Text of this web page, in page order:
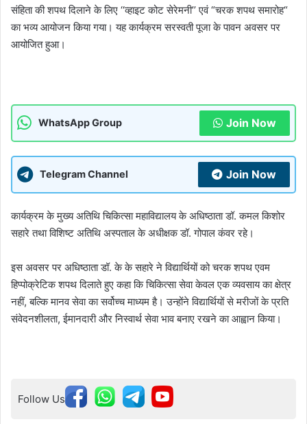
संहिता की शपथ दिलाने के लिए ‘‘व्हाइट कोट सेरेमनी’’ एवं “चरक शपथ समारोह“
का भव्य आयोजन किया गया। यह कार्यक्रम सरस्वती पूजा के पावन अवसर पर
आयोजित हुआ।
WhatsApp Group Join Now
Telegram Channel Join Now
कार्यक्रम के मुख्य अतिथि चिकित्सा महाविद्यालय के अधिष्ठाता डॉ. कमल किशोर
सहारे तथा विशिष्ट अतिथि अस्पताल के अधीक्षक डॉ. गोपाल कंवर रहे।
इस अवसर पर अधिष्ठाता डॉ. के के सहारे ने विद्यार्थियों को चरक शपथ एवम
हिप्पोक्रेटिक शपथ दिलाते हुए कहा कि चिकित्सा सेवा केवल एक व्यवसाय का क्षेत्र
नहीं, बल्कि मानव सेवा का सर्वोच्च माध्यम है। उन्होंने विद्यार्थियों से मरीजों के प्रति
संवेदनशीलता, ईमानदारी और निस्वार्थ सेवा भाव बनाए रखने का आह्वान किया।
Follow Us